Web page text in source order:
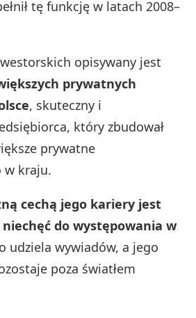
tę funkcję w latach 2008–
opisywany jest
prywatnych
, skuteczny i
który zbudował
prywatne
w kraju.
cechą jego kariery jest
do występowania w
udziela wywiadów, a jego
poza światłem